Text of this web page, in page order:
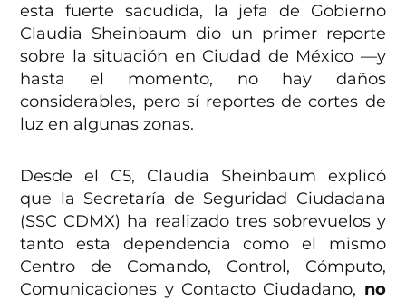
esta fuerte sacudida, la jefa de Gobierno
Claudia Sheinbaum dio un primer reporte
sobre la situación en Ciudad de México —y
hasta el momento, no hay daños
considerables, pero sí reportes de cortes de
luz en algunas zonas.
Desde el C5, Claudia Sheinbaum explicó
que la Secretaría de Seguridad Ciudadana
(SSC CDMX) ha realizado tres sobrevuelos y
tanto esta dependencia como el mismo
Centro de Comando, Control, Cómputo,
Comunicaciones y Contacto Ciudadano, no